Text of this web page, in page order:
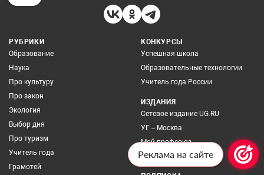
РУБРИКИ
Образование
Наука
Про культуру
Про закон
Экология
Выбор дня
Про туризм
Учитель года
Грамотей
КОНКУРСЫ
Успешная школа
Образовательные технологии
Учитель года России
ИЗДАНИЯ
Сетевое издание UG.RU
УГ – Москва
Мой профсоюз
Архив номеров
Реклама на сайте